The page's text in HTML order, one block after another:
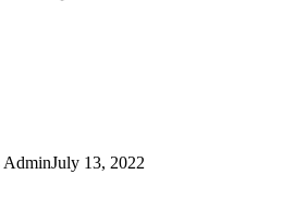
AdminJuly 13, 2022